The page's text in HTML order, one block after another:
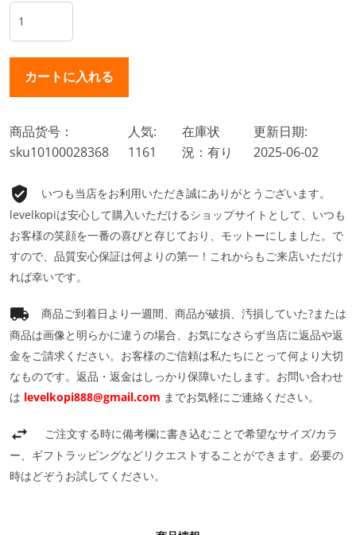
商品货号：
sku10100028368
人気:
1161
在庫状
況：有り
更新日期:
2025-06-02
いつも当店をお利用いただき誠にありがとうございます。
levelkopiは安心して購入いただけるショップサイトとして、いつも
お客様の笑顔を一番の喜びと存じており、モットーにしました。で
すので、品質安心保証は何よりの第一！これからもご来店いただけ
れば幸いです。
商品ご到着日より一週間、商品が破損、汚損していた?または
商品は画像と明らかに違うの場合、お気になさらず当店に返品や返
金をご請求ください。お客様のご信頼は私たちにとって何より大切
なものです。返品・返金はしっかり保障いたします。お問い合わせ
は levelkopi888@gmail.com までお気軽にご連絡ください。
ご注文する時に備考欄に書き込むことで希望なサイズ/カラ
ー、ギフトラッピングなどリクエストすることができます。必要の
時はどぞうお試してください。